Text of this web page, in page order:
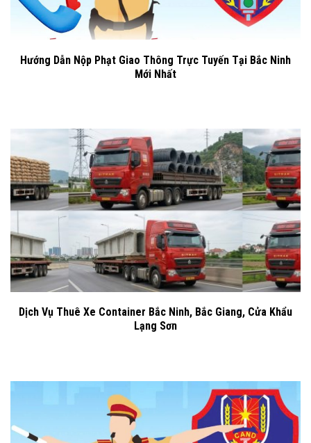
Hướng Dẫn Nộp Phạt Giao Thông Trực Tuyến Tại Bắc Ninh
Mới Nhất
Dịch Vụ Thuê Xe Container Bắc Ninh, Bắc Giang, Cửa Khẩu
Lạng Sơn